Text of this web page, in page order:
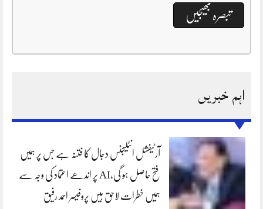
اہم خبریں
آرٹیفشل انٹلیجنس دجال کا فتنہ ہے جس پر ہمیں
فتح حاصل ہو گی،AI پر اندھے اعتماد کی وجہ سے
ہمیں خطرات لاحق ہیں پروفیسر احمد رفیق